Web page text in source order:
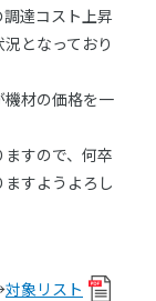
達コスト上昇
となっており
材の価格を一
すので、何卒
すようよろし
対象リスト